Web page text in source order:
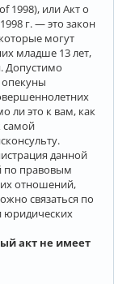
1998), или Акт о
г. — это закон
могут
младше 13 лет,
Допустимо
опекуны
ли это к вам, как
самой
данной
по правовым
отношений,
связаться по
юридических
акт не имеет